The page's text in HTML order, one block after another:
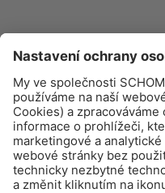
©
Design &